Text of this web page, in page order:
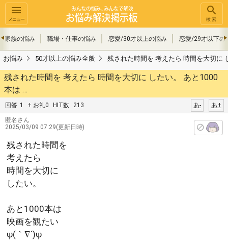
メニュー 検索
家族の悩み 職場・仕事の悩み 恋愛/30才以上の悩み 恋愛/29才以下の
お悩み 50才以上の悩み全般 残された時間を 考えたら 時間を大切に
残された時間を 考えたら 時間を大切に したい。 あと1000
本は …
回答 1 + お礼0 HIT数 213 あ+
あ-
匿名さん
2025/03/09 07:29(更新日時)
残された時間を
考えたら
時間を大切に
したい。
あと1000本は
映画を観たい
ψ(｀∇´)ψ